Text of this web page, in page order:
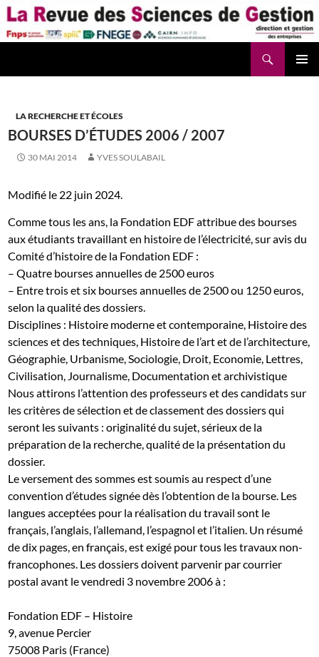
Aller
au
contenu
LA RECHERCHE ET ÉCOLES
BOURSES D’ÉTUDES 2006 / 2007
30 MAI 2014 YVES SOULABAIL
Modifié le 22 juin 2024.
Comme tous les ans, la Fondation EDF attribue des bourses
aux étudiants travaillant en histoire de l’électricité, sur avis du
Comité d’histoire de la Fondation EDF :
– Quatre bourses annuelles de 2500 euros
– Entre trois et six bourses annuelles de 2500 ou 1250 euros,
selon la qualité des dossiers.
Disciplines : Histoire moderne et contemporaine, Histoire des
sciences et des techniques, Histoire de l’art et de l’architecture,
Géographie, Urbanisme, Sociologie, Droit, Economie, Lettres,
Civilisation, Journalisme, Documentation et archivistique
Nous attirons l’attention des professeurs et des candidats sur
les critères de sélection et de classement des dossiers qui
seront les suivants : originalité du sujet, sérieux de la
préparation de la recherche, qualité de la présentation du
dossier.
Le versement des sommes est soumis au respect d’une
convention d’études signée dès l’obtention de la bourse. Les
langues acceptées pour la réalisation du travail sont le
français, l’anglais, l’allemand, l’espagnol et l’italien. Un résumé
de dix pages, en français, est exigé pour tous les travaux non-
francophones. Les dossiers doivent parvenir par courrier
postal avant le vendredi 3 novembre 2006 à :
Fondation EDF – Histoire
9, avenue Percier
75008 Paris (France)